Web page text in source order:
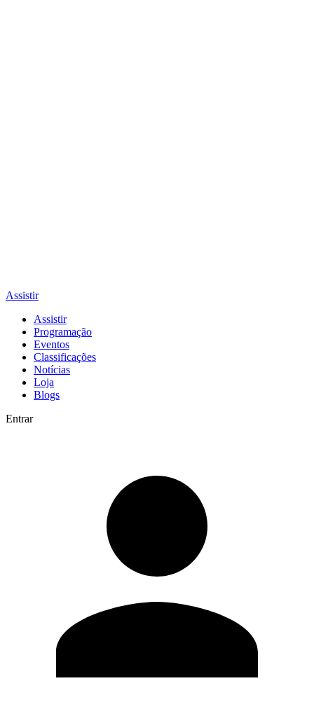
Assistir
Assistir
Programação
Eventos
Classificações
Notícias
Loja
Blogs
Entrar